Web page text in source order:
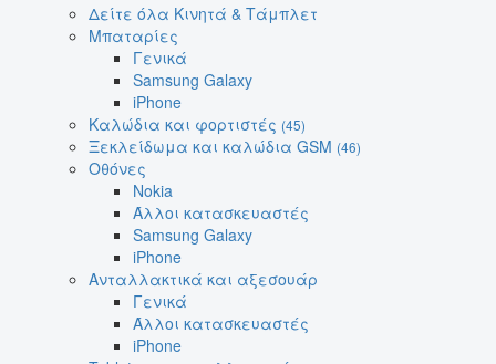
Δείτε όλα Κινητά & Τάμπλετ
Μπαταρίες
Γενικά
Samsung Galaxy
iPhone
Καλώδια και φορτιστές (45)
Ξεκλείδωμα και καλώδια GSM (46)
Οθόνες
Nokia
Άλλοι κατασκευαστές
Samsung Galaxy
iPhone
Ανταλλακτικά και αξεσουάρ
Γενικά
Άλλοι κατασκευαστές
iPhone